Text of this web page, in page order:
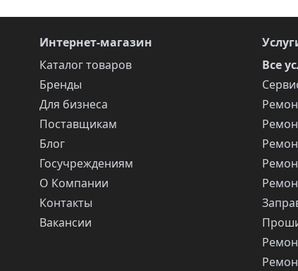
Интернет-магазин
Каталог товаров
Бренды
Для бизнеса
Поставщикам
Блог
Госучреждениям
О Компании
Контакты
Вакансии
Все